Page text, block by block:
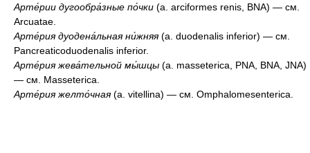
Арте́рии дугообра́зные по́чки (а. arciformes renis, BNA) — см.
Arcuatae.
Арте́рия дуодена́льная ни́жняя(a. duodenalis inferior) — см.
Pancreaticoduodenalis inferior.
Арте́рия жева́тельной мы́шцы (a. masseterica, PNA, BNA, JNA)
— см. Masseterica.
Арте́рия желто́чная(a. vitellina) — см. Omphalomesenterica.